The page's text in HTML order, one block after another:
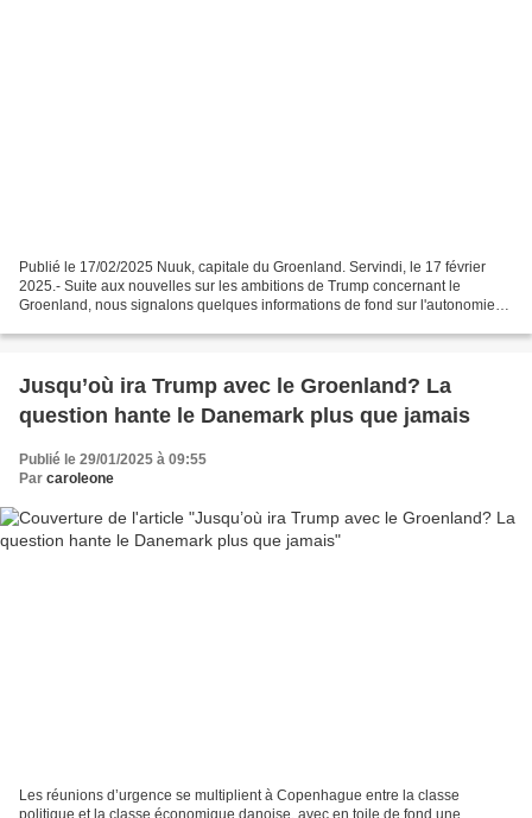
Publié le 17/02/2025 Nuuk, capitale du Groenland. Servindi, le 17 février
2025.- Suite aux nouvelles sur les ambitions de Trump concernant le
Groenland, nous signalons quelques informations de fond sur l'autonomie
Jusqu’où ira Trump avec le Groenland? La
question hante le Danemark plus que jamais
Publié le 29/01/2025 à 09:55
Par caroleone
Les réunions d’urgence se multiplient à Copenhague entre la classe
politique et la classe économique danoise, avec en toile de fond une